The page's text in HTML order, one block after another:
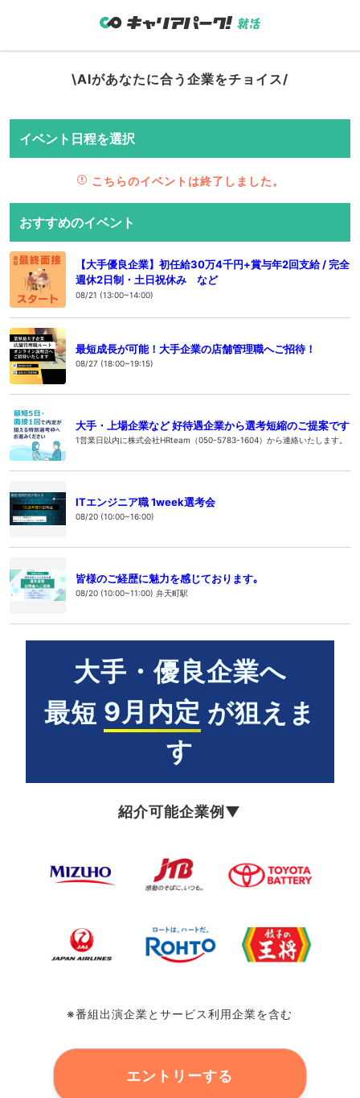
\AIがあなたに合う企業をチョイス/
イベント日程を選択
こちらのイベントは終了しました。
おすすめのイベント
【大手優良企業】初任給30万4千円+賞与年2回支給 / 完全
週休2日制・土日祝休み など
08/21 (13:00~14:00)
最短成長が可能！大手企業の店舗管理職へご招待！
08/27 (18:00~19:15)
大手・上場企業など 好待遇企業から選考短縮のご提案です
1営業日以内に株式会社HRteam（050-5783-1604）から連絡いたします。
ITエンジニア職 1week選考会
08/20 (10:00~16:00)
皆様のご経歴に魅力を感じております｡
08/20 (10:00~11:00) 弁天町駅
大手・優良企業へ
最短 9月内定 が狙えま
す
紹介可能企業例▼
※番組出演企業とサービス利用企業を含む
エントリーする